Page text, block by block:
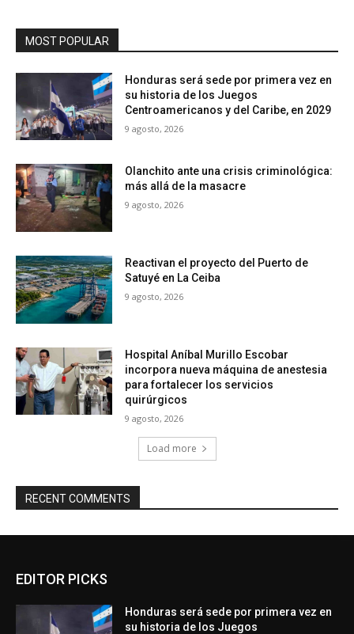
MOST POPULAR
Honduras será sede por primera vez en
su historia de los Juegos
Centroamericanos y del Caribe, en 2029
9 agosto, 2026
Olanchito ante una crisis criminológica:
más allá de la masacre
9 agosto, 2026
Reactivan el proyecto del Puerto de
Satuyé en La Ceiba
9 agosto, 2026
Hospital Aníbal Murillo Escobar
incorpora nueva máquina de anestesia
para fortalecer los servicios
quirúrgicos
9 agosto, 2026
Load more
RECENT COMMENTS
EDITOR PICKS
Honduras será sede por primera vez en
su historia de los Juegos